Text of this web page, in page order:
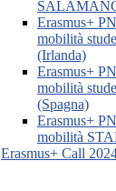
Erasmus+
mobilità
(Irlanda)
Erasmus+
mobilità
(Spagna)
Erasmus+
mobilità
Erasmus+ Call